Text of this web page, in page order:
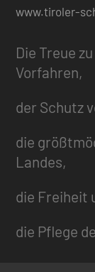
www.tiroler-
Die Treue
Vorfahren,
der Schutz
die
Landes,
die Freiheit
die Pflege